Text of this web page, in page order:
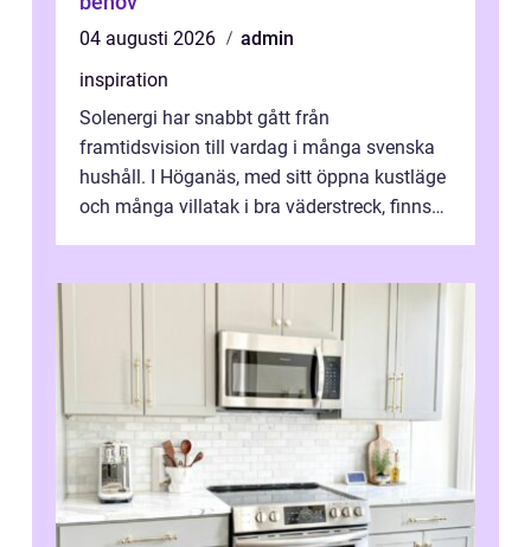
04 augusti 2026
admin
inspiration
Solenergi har snabbt gått från
framtidsvision till vardag i många svenska
hushåll. I Höganäs, med sitt öppna kustläge
och många villatak i bra väderstreck, finns